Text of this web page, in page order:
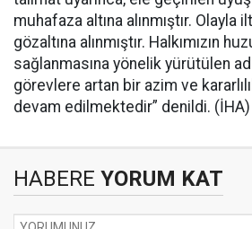
muhafaza altına alınmıştır. Olayla
gözaltına alınmıştır. Halkımızın
sağlanmasına yönelik yürütülen
görevlere artan bir azim ve
devam edilmektedir” denildi. (İHA)
HABERE YORUM KAT